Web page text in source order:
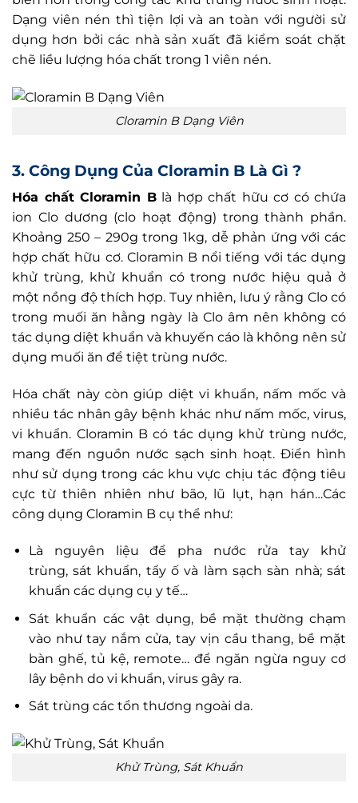
Dạng viên nén thì tiện lợi và an toàn với người sử
dụng hơn bởi các nhà sản xuất đã kiểm soát chặt
chẽ liều lượng hóa chất trong 1 viên nén.
Cloramin B Dạng Viên
3. Công Dụng Của Cloramin B Là Gì ?
Hóa chất Cloramin Blà hợp chất hữu cơ có chứa
ion Clo dương (clo hoạt động) trong thành phần.
Khoảng 250 – 290g trong 1kg, dễ phản ứng với các
hợp chất hữu cơ. Cloramin B nổi tiếng với tác dụng
khử trùng, khử khuẩn có trong nước hiệu quả ở
một nồng độ thích hợp. Tuy nhiên, lưu ý rằng Clo có
trong muối ăn hằng ngày là Clo âm nên không có
tác dụng diệt khuẩn và khuyến cáo là không nên sử
dụng muối ăn để tiệt trùng nước.
Hóa chất này còn giúp diệt vi khuẩn, nấm mốc và
nhiều tác nhân gây bệnh khác như nấm mốc, virus,
vi khuẩn. Cloramin B có tác dụng khử trùng nước,
mang đến nguồn nước sạch sinh hoạt. Điển hình
như sử dụng trong các khu vực chịu tác động tiêu
cực từ thiên nhiên như bão, lũ lụt, hạn hán…Các
công dụng Cloramin B cụ thể như:
Là nguyên liệu để pha nước rửa tay khử
trùng, sát khuẩn, tẩy ố và làm sạch sàn nhà; sát
khuẩn các dụng cụ y tế…
Sát khuẩn các vật dụng, bề mặt thường chạm
vào như tay nắm cửa, tay vịn cầu thang, bề mặt
bàn ghế, tủ kệ, remote… để ngăn ngừa nguy cơ
lây bệnh do vi khuẩn, virus gây ra.
Sát trùng các tổn thương ngoài da.
Khử Trùng, Sát Khuẩn